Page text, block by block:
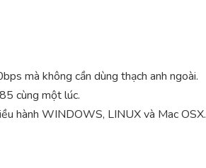
mà không cần dùng thạch anh ngoài.
cùng một lúc.
hành WINDOWS, LINUX và Mac OSX.